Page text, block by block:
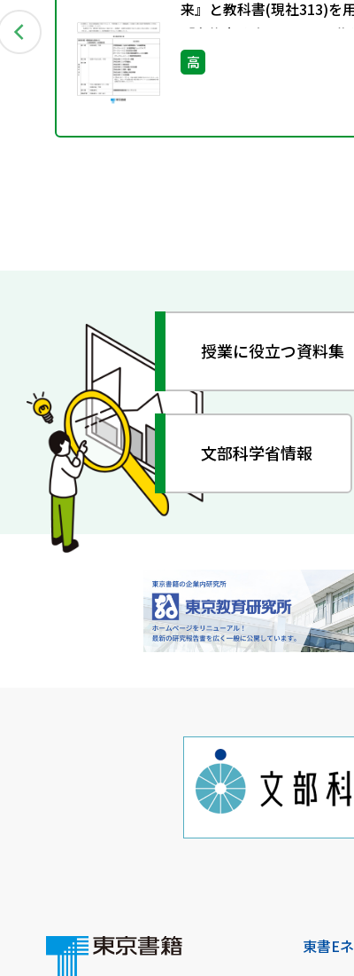
来』と教科書(現社313)を
「主権者教育」に関する指
料高
授業に役立つ資料集
文部科学省情報
東書E